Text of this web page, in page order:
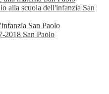
alla scuola dell'infanzia San
San Paolo
2018 San Paolo